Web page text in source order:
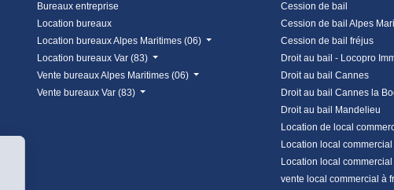
Bureaux entreprise
Location bureaux
Location bureaux Alpes Maritimes (06)
Location bureaux Var (83)
Vente bureaux Alpes Maritimes (06)
Vente bureaux Var (83)
Cession de bail
Cession de bail Alpes
Cession de bail fréjus
Droit au bail - Locopro
Droit au bail Cannes
Droit au bail Cannes la
Droit au bail Mandelieu
Location de local
Location local
Location local commercial
vente local commercial à